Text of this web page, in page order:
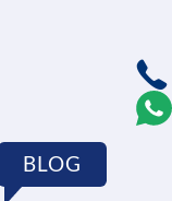
BLOG